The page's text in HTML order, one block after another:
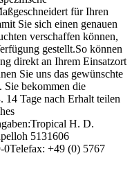
für Ihren
Sie sich einen genauen
verschaffen können,
gestellt.So können
direkt an Ihrem Einsatzort
Sie uns das gewünschte
bekommen die
14 Tage nach Erhalt teilen
H. D.
5131606
0Telefax: +49 (0) 5767